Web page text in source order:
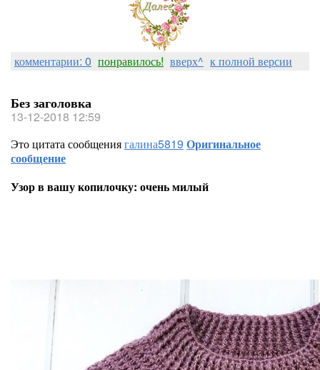
комментарии: 0 понравилось! вверх^ к полной версии
Без заголовка
13-12-2018 12:59
Это цитата сообщениягалина5819 Оригинальное
сообщение
Узор в вашу копилочку: очень милый